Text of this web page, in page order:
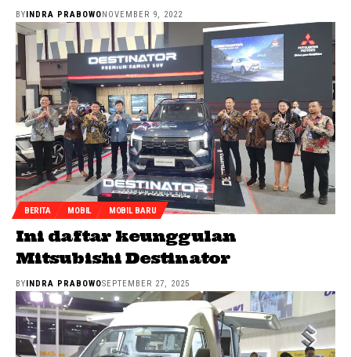
BY INDRA PRABOWO NOVEMBER 9, 2022
BERITA MOBIL MOBIL BARU
Ini daftar keunggulan
Mitsubishi Destinator
BY INDRA PRABOWOSEPTEMBER 27, 2025